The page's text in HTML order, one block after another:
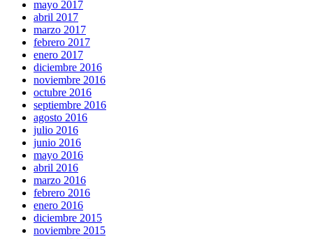
mayo 2017
abril 2017
marzo 2017
febrero 2017
enero 2017
diciembre 2016
noviembre 2016
octubre 2016
septiembre 2016
agosto 2016
julio 2016
junio 2016
mayo 2016
abril 2016
marzo 2016
febrero 2016
enero 2016
diciembre 2015
noviembre 2015